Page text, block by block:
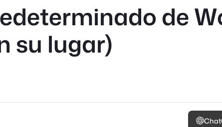
de
su lugar)